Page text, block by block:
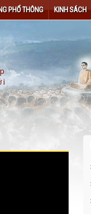
PHỔ THÔNG KINH SÁCH